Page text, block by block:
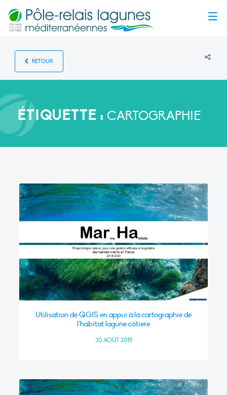
RETOUR
ÉTIQUETTE : CARTOGRAPHIE
Utilisation de QGIS en appui à la cartographie de
l’habitat lagune côtière
30 AOÛT 2019